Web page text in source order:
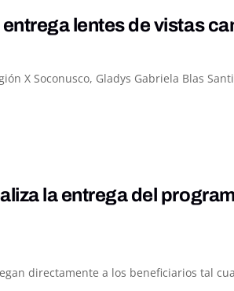
lentes de vistas
X Soconusco, Gladys Gabriela Blas
la entrega del
directamente a los beneficiarios tal